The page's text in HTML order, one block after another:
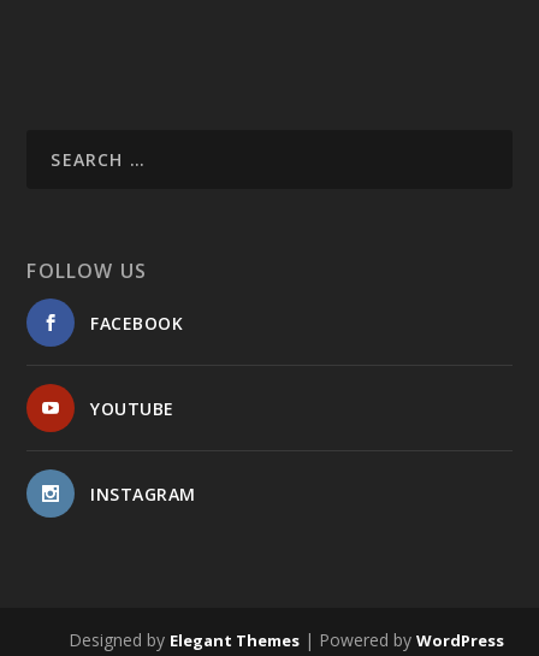
FOLLOW US
FACEBOOK
YOUTUBE
INSTAGRAM
Designed by Elegant Themes | Powered by WordPress